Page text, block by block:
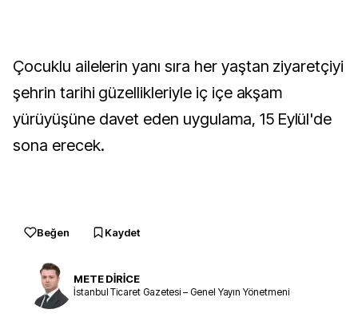
Çocuklu ailelerin yanı sıra her yaştan ziyaretçiyi
şehrin tarihi güzellikleriyle iç içe akşam
yürüyüşüne davet eden uygulama, 15 Eylül'de
sona erecek.
Beğen Kaydet
METE DİRİCE
İstanbul Ticaret Gazetesi – Genel Yayın Yönetmeni